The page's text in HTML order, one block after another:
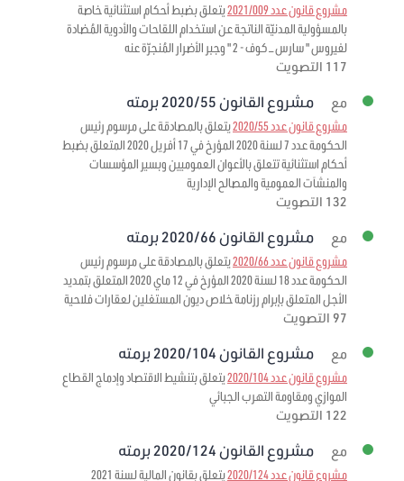
مشروع قانون عدد 2021/009
يتعلق بضبط أحكام استثنائية خاصة
بالمسؤولية المدنيّة الناتجة عن استخدام اللقاحات والأدوية المُضادة
لفيروس " سارس – كوف - 2 " وجبر الأضرار المُنجرّة عنه
117 التصويت
مع مشروع القانون 2020/55 برمته
مشروع قانون عدد 2020/55
يتعلق بالمصادقة على مرسوم رئيس
الحكومة عدد 7 لسنة 2020 المؤرخ في 17 أفريل 2020 المتعلق بضبط
أحكام استثنائية تتعلق بالأعوان العموميين وبسير المؤسسات
والمنشآت العمومية والمصالح الإدارية
132 التصويت
مع مشروع القانون 2020/66 برمته
مشروع قانون عدد 2020/66
يتعلق بالمصادقة على مرسوم رئيس
الحكومة عدد 18 لسنة 2020 المؤرخ في 12 ماي 2020 المتعلق بتمديد
الأجل المتعلق بإبرام رزنامة خلاص ديون المستغلين لعقارات فلاحية
97 التصويت
مع مشروع القانون 2020/104 برمته
مشروع قانون عدد 2020/104
يتعلق بتنشيط الاقتصاد وإدماج القطاع
الموازي ومقاومة التهرب الجبائي
122 التصويت
مع مشروع القانون 2020/124 برمته
مشروع قانون عدد 2020/124
يتعلق بقانون المالية لسنة 2021